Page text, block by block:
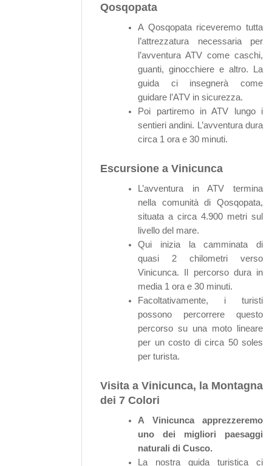
Qosqopata
A Qosqopata riceveremo tutta
l’attrezzatura necessaria per
l’avventura ATV come caschi,
guanti, ginocchiere e altro. La
guida ci insegnerà come
guidare l’ATV in sicurezza.
Poi partiremo in ATV lungo i
sentieri andini. L’avventura dura
circa 1 ora e 30 minuti.
Escursione a Vinicunca
L’avventura in ATV termina
nella comunità di Qosqopata,
situata a circa 4.900 metri sul
livello del mare.
Qui inizia la camminata di
quasi 2 chilometri verso
Vinicunca. Il percorso dura in
media 1 ora e 30 minuti.
Facoltativamente, i turisti
possono percorrere questo
percorso su una moto lineare
per un costo di circa 50 soles
per turista.
Visita a Vinicunca, la Montagna
dei 7 Colori
A Vinicunca apprezzeremo
uno dei migliori paesaggi
naturali di Cusco.
La nostra guida turistica ci